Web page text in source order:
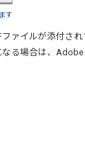
す
ァイルが添付され
る場合は、 Adobe